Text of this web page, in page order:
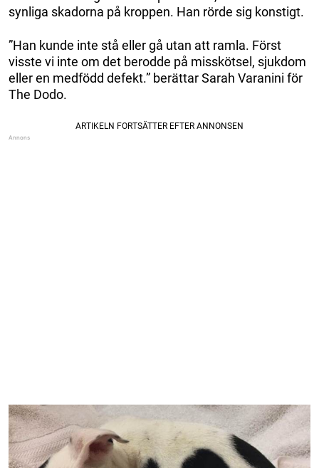
synliga skadorna på kroppen. Han rörde sig konstigt.
”Han kunde inte stå eller gå utan att ramla. Först
visste vi inte om det berodde på misskötsel, sjukdom
eller en medfödd defekt.” berättar Sarah Varanini för
The Dodo.